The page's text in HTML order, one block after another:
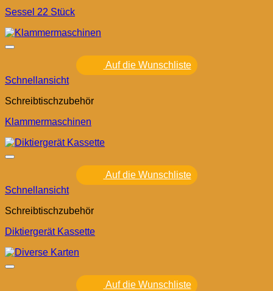
Sessel 22 Stück
Auf die Wunschliste
Schnellansicht
Schreibtischzubehör
Klammermaschinen
Auf die Wunschliste
Schnellansicht
Schreibtischzubehör
Diktiergerät Kassette
Auf die Wunschliste